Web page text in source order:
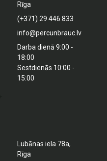
Rīga
(+371) 29 446 833
info@percunbrauc.lv
Darba dienā 9:00 -
18:00
Sestdienās 10:00 -
15:00
Lubānas iela 78a,
Rīga